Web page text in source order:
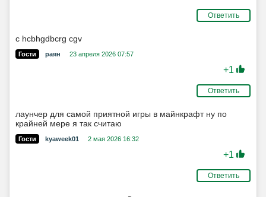
Ответить
c hcbhgdbcrg cgv
Гости раян 23 апреля 2026 07:57
+1
Ответить
лаунчер для самой приятной игры в майнкрафт ну по
крайней мере я так считаю
Гости kyaweek01 2 мая 2026 16:32
+1
Ответить